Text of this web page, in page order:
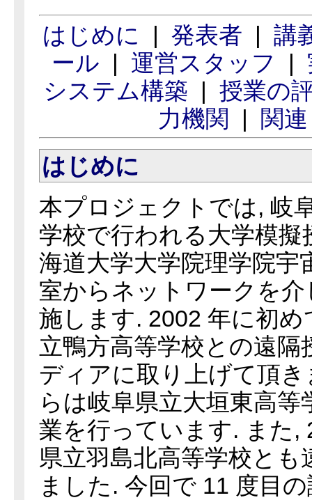
はじめに 発表者
講
ール
運営スタッフ
システム構築
授業の
力機関
関
は じめに
本プロジェクトでは, 岐
学校で行われる大学模擬
海道大学大学院理学院宇
室からネットワークを
施します. 2002 年に初
立鴨方高等学校との遠
ディアに取り上げて頂
らは岐阜県立大垣東高等
業を行っています. また,
県立羽島北高等学校とも
ました. 今回で 11 度目